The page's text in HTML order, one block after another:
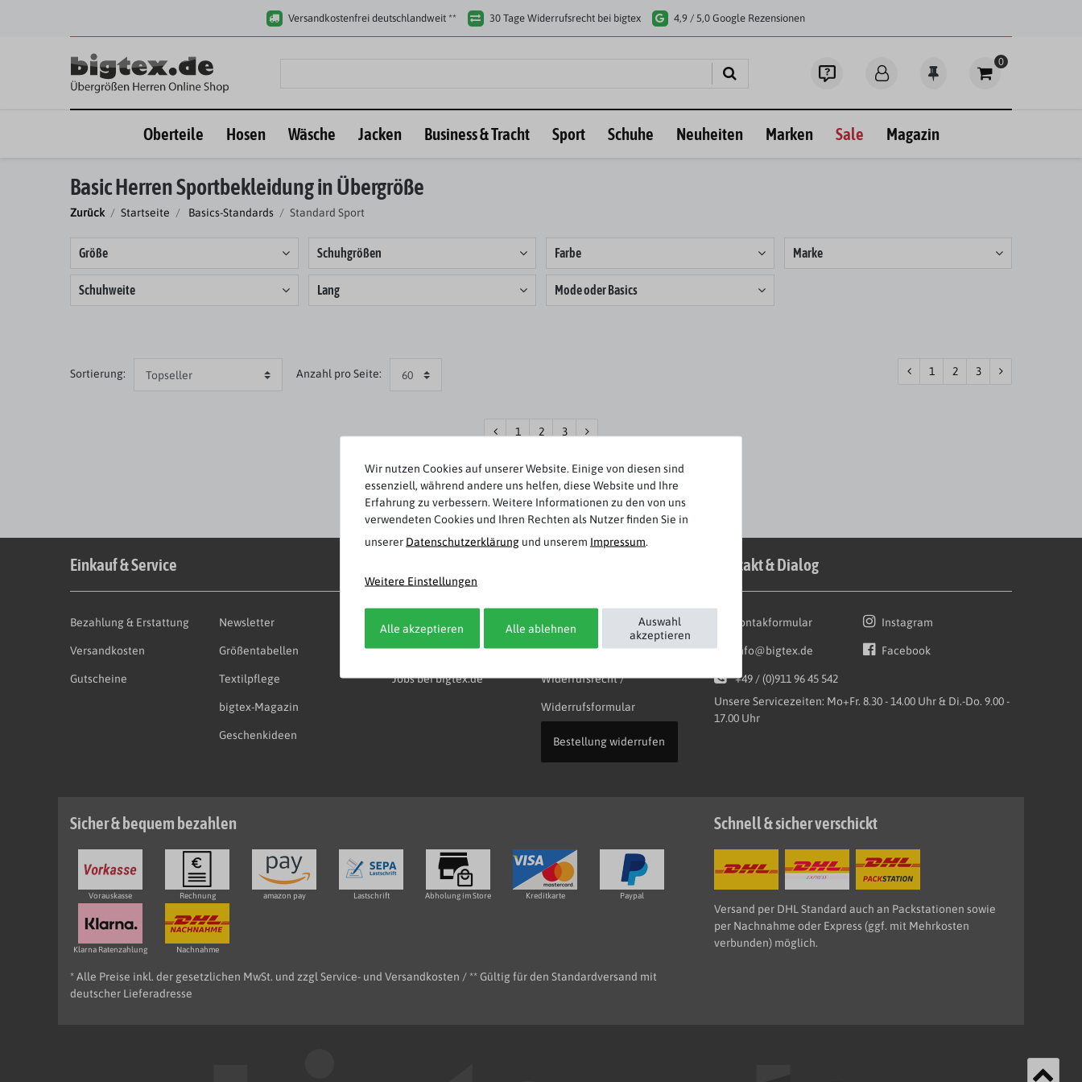
Versandkostenfrei deutschlandweit ** 30 Tage Widerrufsrecht bei bigtex 4,9 / 5,0 Google Rezensionen
0
Oberteile Hosen Wäsche Jacken Business & Tracht Sport Schuhe Neuheiten Marken Sale Magazin
Basic Herren Sportbekleidung in Übergröße
Zurück Startseite Basics-Standards Standard Sport
Größe Schuhgrößen Farbe Marke
Schuhweite Lang Mode oder Basics
Sortierung: Anzahl pro Seite: 1 2 3
1 2 3
Wir nutzen Cookies auf unserer Website. Einige von diesen sind
essenziell, während andere uns helfen, diese Website und Ihre
Erfahrung zu verbessern. Weitere Informationen zu den von uns
verwendeten Cookies und Ihren Rechten als Nutzer finden Sie in
unserer Daten­schutz­erklärung und unserem Impressum.
Weitere Einstellungen
Alle akzeptieren Alle ablehnen
Auswahl
akzeptieren
Einkauf & Service
Bezahlung & Erstattung
Versandkosten
Gutscheine
Newsletter
Größentabellen
Textilpflege
bigtex-Magazin
Geschenkideen
Impressum
Über bigtex.de
Jobs bei bigtex.de
AGB
Datenschutz
Widerrufsrecht /
Widerrufsformular
Bestellung widerrufen
Kontakt & Dialog
Kontakformular
info@bigtex.de
Instagram
Facebook
+49 / (0)911 96 45 542
Unsere Servicezeiten: Mo+Fr. 8.30 - 14.00 Uhr & Di.-Do. 9.00 -
17.00 Uhr
Sicher & bequem bezahlen
Vorauskasse Rechnung amazon pay Lastschrift Abholung im Store Kreditkarte Paypal
Klarna Ratenzahlung Nachnahme
* Alle Preise inkl. der gesetzlichen MwSt. und zzgl Service- und Versandkosten / ** Gültig für den Standardversand mit
deutscher Lieferadresse
Schnell & sicher verschickt
Versand per DHL Standard auch an Packstationen sowie
per Nachnahme oder Express (ggf. mit Mehrkosten
verbunden) möglich.